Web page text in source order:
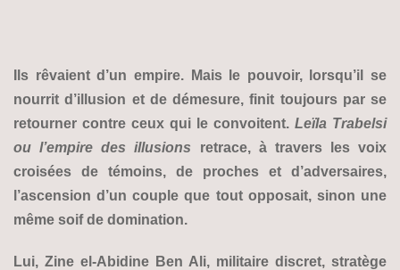
Ils rêvaient d’un empire. Mais le pouvoir, lorsqu’il se
nourrit d’illusion et de démesure, finit toujours par se
retourner contre ceux qui le convoitent. Leïla Trabelsi
ou l’empire des illusions retrace, à travers les voix
croisées de témoins, de proches et d’adversaires,
l’ascension d’un couple que tout opposait, sinon une
même soif de domination.
Lui, Zine el-Abidine Ben Ali, militaire discret, stratège